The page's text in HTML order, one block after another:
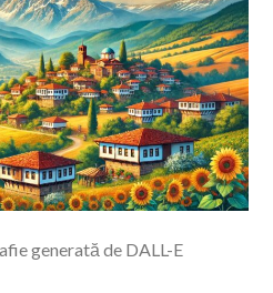
generată de DALL-E